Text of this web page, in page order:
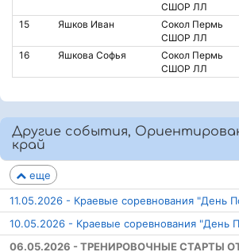
СШОР ЛЛ
15 Яшков Иван
Сокол Пермь
СШОР ЛЛ
16 Яшкова Софья
Сокол Пермь
СШОР ЛЛ
Другие события,
край
еще
11.05.2026 - Краевые соревнования "День
10.05.2026 - Краевые соревнования "День
06.05.2026 - ТРЕНИРОВОЧНЫЕ СТАРТЫ